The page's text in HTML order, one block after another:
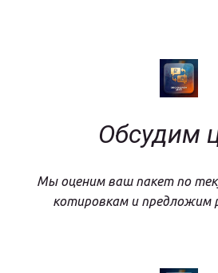
Обсудим
Мы оценим ваш пакет по
котировкам и предложим